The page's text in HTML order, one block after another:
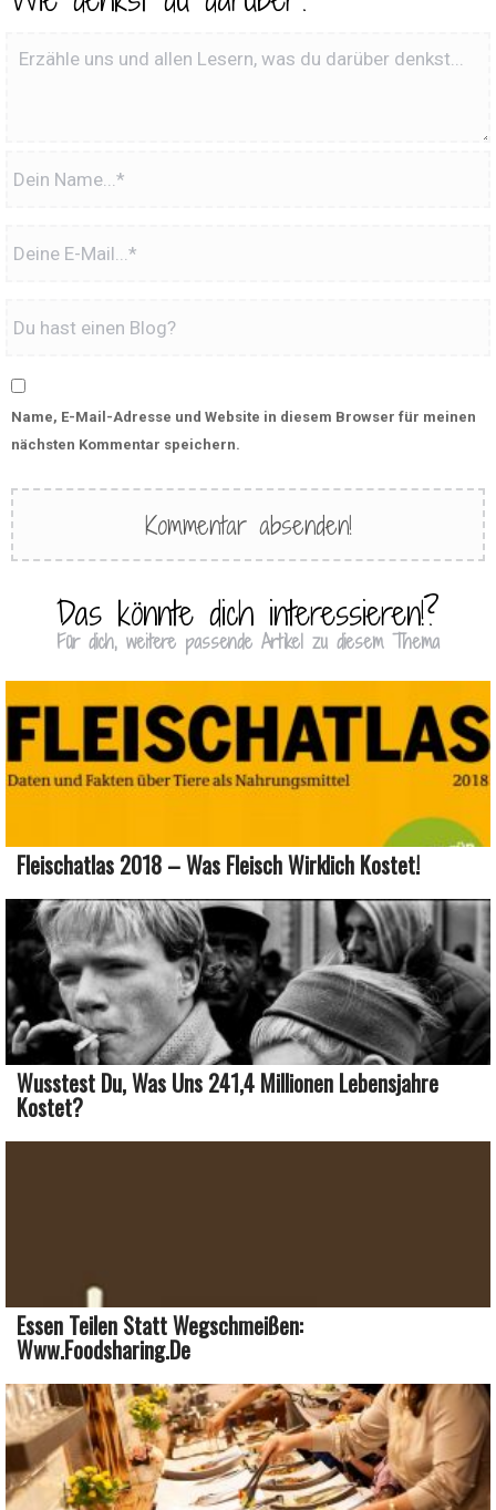
Name, E-Mail-Adresse und Website in diesem Browser für meinen
nächsten Kommentar speichern.
Das könnte dich interessieren!?
Für dich, weitere passende Artikel zu diesem Thema
Fleischatlas 2018 – Was Fleisch Wirklich Kostet!
Wusstest Du, Was Uns 241,4 Millionen Lebensjahre
Kostet?
Essen Teilen Statt Wegschmeißen:
Www.foodsharing.de